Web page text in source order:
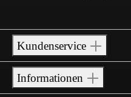
Kundenservice
Informationen